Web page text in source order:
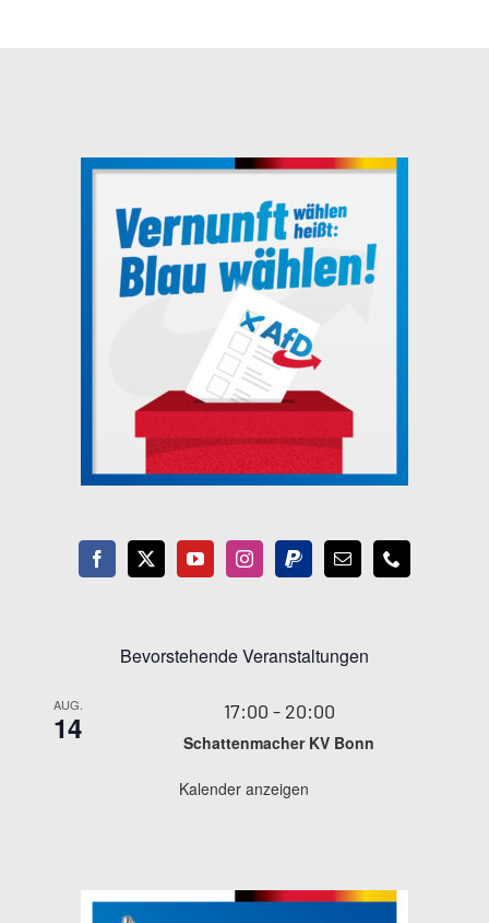
Bevorstehende Veranstaltungen
AUG.
14 17:00 - 20:00
Schattenmacher KV Bonn
Kalender anzeigen